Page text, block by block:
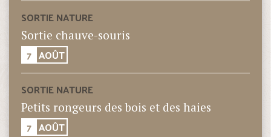
SORTIE NATURE
Sortie chauve-souris
7 AOÛT
SORTIE NATURE
Petits rongeurs des bois et des haies
7 AOÛT